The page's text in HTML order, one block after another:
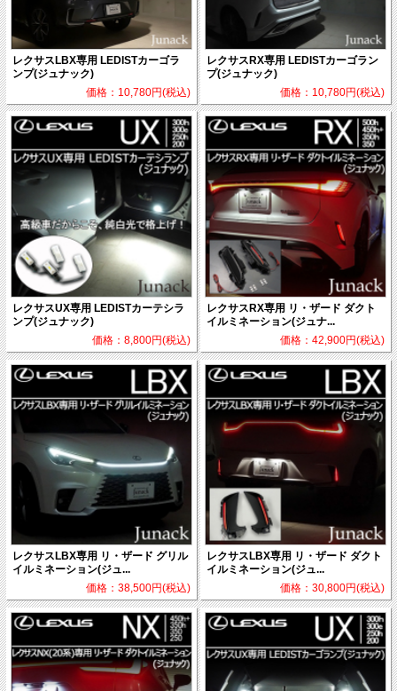
レクサスLBX専用 LEDISTカーゴラ
ンプ(ジュナック)
価格：10,780円(税込)
レクサスRX専用 LEDISTカーゴラン
プ(ジュナック)
価格：10,780円(税込)
レクサスUX専用 LEDISTカーテシラ
ンプ(ジュナック)
価格：8,800円(税込)
レクサスRX専用 リ・ザード ダクト
イルミネーション(ジュナ...
価格：42,900円(税込)
レクサスLBX専用 リ・ザード グリル
イルミネーション(ジュ...
価格：38,500円(税込)
レクサスLBX専用 リ・ザード ダクト
イルミネーション(ジュ...
価格：30,800円(税込)